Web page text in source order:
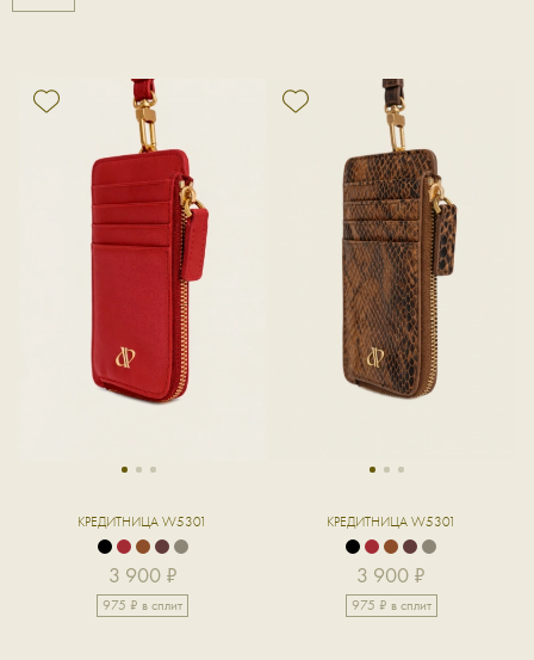
1 2 3
КРЕДИТНИЦА W5301
3 900 ₽
975 ₽ в сплит
1 2 3
КРЕДИТНИЦА W5301
3 900 ₽
975 ₽ в сплит